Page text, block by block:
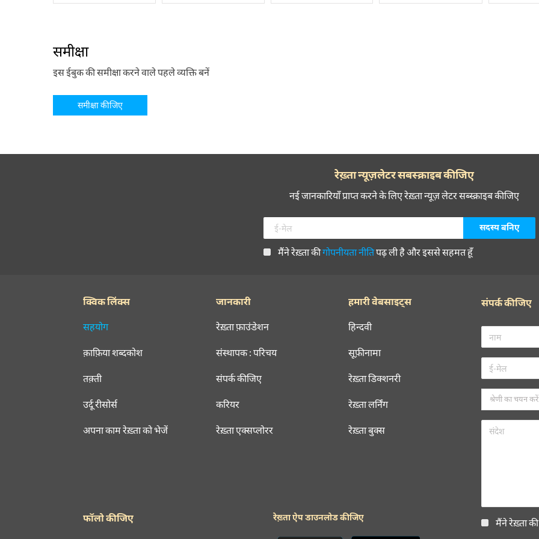
जौन एलिया ने पाकिस्तान पहुंचते ही अपनी शायरी के झंडे गाड़ दिए थे। शायरी के साथ साथ उनके पढ़ने के ड्रामाई अंदाज़ से भी श्रोता ख़ुश होते थे।
ज़ाहिदा हिना से अलागाव जौन के लिए बड़ा सदमा था। अरसा तक वो नीम-तारीक कमरे में तन्हा बैठे रहते। सिगरट और शराब की अधिकता ने उनकी
थूकते रहे लेकिन शराबनोशी से बाज़ नहीं आए। 18 नवंबर 2002 ई.को उनकी मौत हो गई। अपनी ज़िंदगी की तरह वो अपनी शायरी के प्रकाशन की
लोगों के आग्रह पर उन्होंने अपना पहला काव्य संग्रह “शायद” प्रकाशित कराया। उसके बाद उनके कई संग्रह “गोया”, “लेकिन”, “यानी” और “गुमान”
स्थानांतरित करने की जो सलाहियत जौन के यहां है, उसकी मिसाल उर्दू शायरी में सिर्फ मीर तक़ी मीर के यहां मिलती है।
समीक्षा
इस ईबुक की समीक्षा करने वाले पहले व्यक्ति बनें
समीक्षा कीजिए
रेख़्ता न्यूज़लेटर सबस्क्राइब कीजिए
नई जानकारियाँ प्राप्त करने के लिए रेख़्ता न्यूज़ लेटर सब्स्क्राइब कीजिए
मैंने रेख़्ता कीगोपनीयता नीतिपढ़ ली है और इससे सहमत हूँ
क्विक लिंक्स
सहयोग
क़ाफ़िया शब्दकोश
तक़्ती
उर्दू रीसोर्स
अपना काम रेख़्ता को भेजें
जानकारी
रेख़्ता फ़ाउंडेशन
संस्थापक : परिचय
संपर्क कीजिए
करियर
रेख़्ता एक्सप्लोरर
हमारी वेबसाइट्स
हिन्दवी
सूफ़ीनामा
रेख़्ता डिक्शनरी
रेख़्ता लर्निंग
रेख़्ता बुक्स
संपर्क कीजिए
मैंने रेख़्ता
फॉलो कीजिए रेख़्ता ऐप डाउनलोड कीजिए